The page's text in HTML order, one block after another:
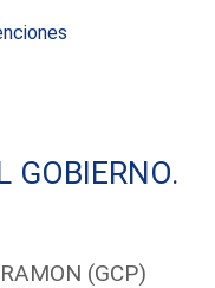
GOBIERNO.
(GCP)